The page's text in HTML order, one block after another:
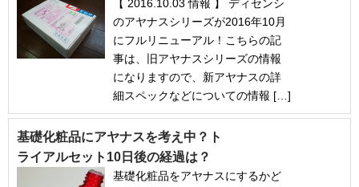
【 2016.10.03 情報 】 ディセンシ
のアヤナスシリーズが2016年10月
にフルリニューアル！こちらの記
事は、旧アヤナスシリーズの情報
になりますので、新アヤナスの詳
細スペックなどについての情報 […]
基礎化粧品にアヤナスを考え中？ト
ライアルセット10日後の経過は？
基礎化粧品をアヤナスにするかど